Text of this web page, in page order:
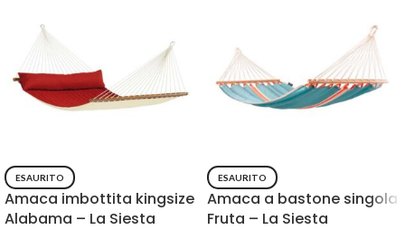
ESAURITO
Amaca imbottita kingsize
Alabama – La Siesta
ESAURITO
Amaca a bastone singola
Fruta – La Siesta